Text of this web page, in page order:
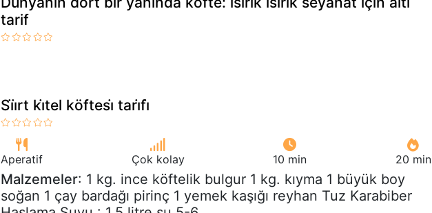
tarif
Si̇i̇rt ki̇tel köftesi̇ tari̇fi̇
Aperatif Çok kolay 10 min 20 min
Malzemeler: 1 kg. ince köftelik bulgur 1 kg. kıyma 1 büyük boy
soğan 1 çay bardağı pirinç 1 yemek kaşığı reyhan Tuz Karabiber